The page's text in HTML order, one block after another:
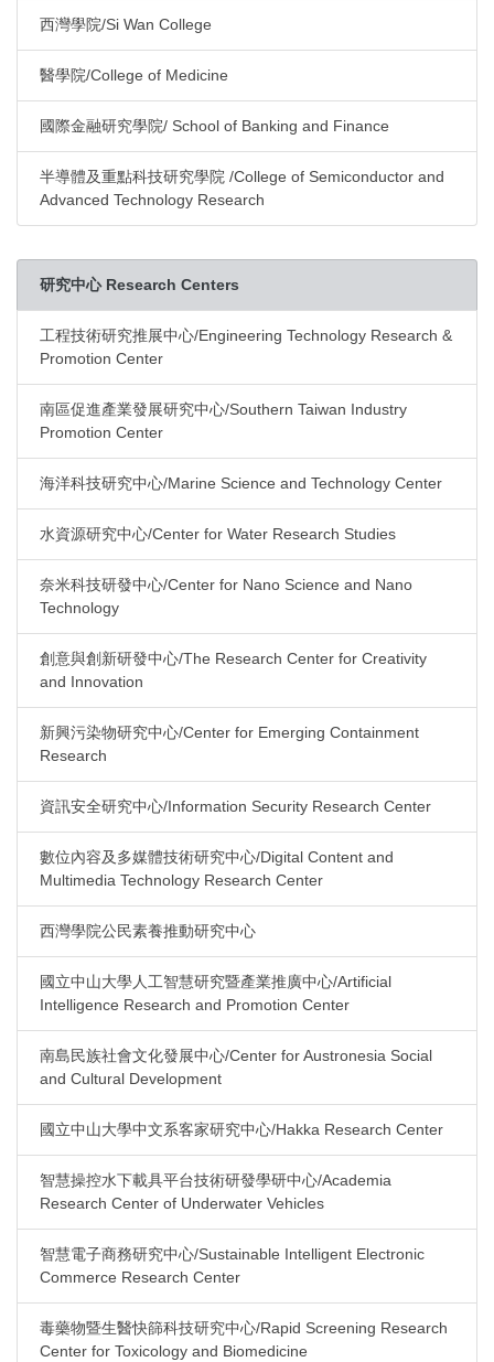
西灣學院/Si Wan College
醫學院/College of Medicine
國際金融研究學院/ School of Banking and Finance
半導體及重點科技研究學院 /College of Semiconductor and
Advanced Technology Research
研究中心 Research Centers
工程技術研究推展中心/Engineering Technology Research &
Promotion Center
南區促進產業發展研究中心/Southern Taiwan Industry
Promotion Center
海洋科技研究中心/Marine Science and Technology Center
水資源研究中心/Center for Water Research Studies
奈米科技研發中心/Center for Nano Science and Nano
Technology
創意與創新研發中心/The Research Center for Creativity
and Innovation
新興污染物研究中心/Center for Emerging Containment
Research
資訊安全研究中心/Information Security Research Center
數位內容及多媒體技術研究中心/Digital Content and
Multimedia Technology Research Center
西灣學院公民素養推動研究中心
國立中山大學人工智慧研究暨產業推廣中心/Artificial
Intelligence Research and Promotion Center
南島民族社會文化發展中心/Center for Austronesia Social
and Cultural Development
國立中山大學中文系客家研究中心/Hakka Research Center
智慧操控水下載具平台技術研發學研中心/Academia
Research Center of Underwater Vehicles
智慧電子商務研究中心/Sustainable Intelligent Electronic
Commerce Research Center
毒藥物暨生醫快篩科技研究中心/Rapid Screening Research
Center for Toxicology and Biomedicine